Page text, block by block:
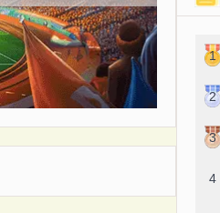
1
2
3
4